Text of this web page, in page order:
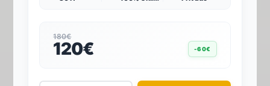
180€
120€ -60€